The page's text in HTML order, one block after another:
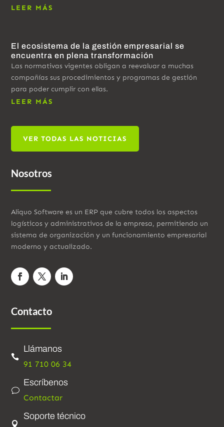
LEER MÁS
El ecosistema de la gestión empresarial se
encuentra en plena transformación
Las normativas vigentes obligan a reevaluar a muchas
compañías sus procedimientos y programas de gestión
para poder cumplir con ellas.
LEER MÁS
VER TODAS LAS NOTICIAS
Nosotros
Aliquo Software es un ERP que cubre todos los aspectos
logísticos y administrativos de la empresa, permitiendo un
sistema de organización y un funcionamiento empresarial
moderno y actualizado.
Contacto

Llámanos
91 710 06 34
v
Escríbenos
Contactar

Soporte técnico